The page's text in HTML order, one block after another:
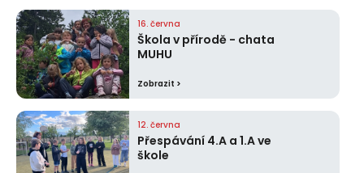
16. června
Škola v přírodě - chata
MUHU
Zobrazit >
12. června
Přespávání 4.A a 1.A ve
škole